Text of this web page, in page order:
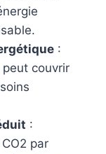
:
couvrir
:
par